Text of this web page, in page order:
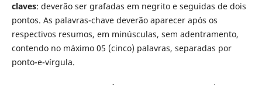
claves: deverão ser grafadas em negrito e seguidas de dois
pontos. As palavras-chave deverão aparecer após os
respectivos resumos, em minúsculas, sem adentramento,
contendo no máximo 05 (cinco) palavras, separadas por
ponto-e-vírgula.